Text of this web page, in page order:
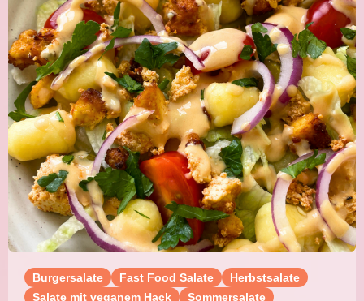
Burgersalate Fast Food Salate
Herbstsalate
Salate mit veganem Hack
Sommersalate